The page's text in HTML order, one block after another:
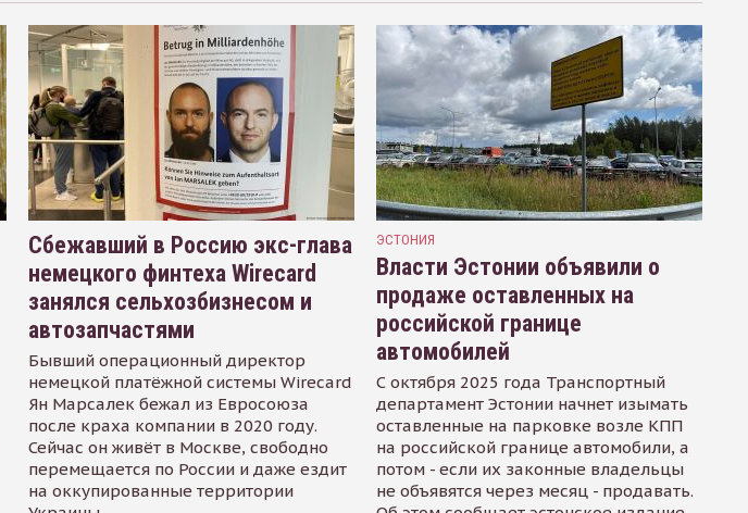
Сбежавший в Россию экс-глава
немецкого финтеха Wirecard
занялся сельхозбизнесом и
автозапчастями
Бывший операционный директор
немецкой платёжной системы Wirecard
Ян Марсалек бежал из Евросоюза
после краха компании в 2020 году.
Сейчас он живёт в Москве, свободно
перемещается по России и даже ездит
на оккупированные территории
ЭСТОНИЯ
Власти Эстонии объявили о
продаже оставленных на
российской границе
автомобилей
С октября 2025 года Транспортный
департамент Эстонии начнет изымать
оставленные на парковке возле КПП
на российской границе автомобили, а
потом - если их законные владельцы
не объявятся через месяц - продавать.